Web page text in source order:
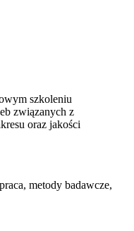
szkoleniu
związanych z
oraz jakości
metody badawcze,